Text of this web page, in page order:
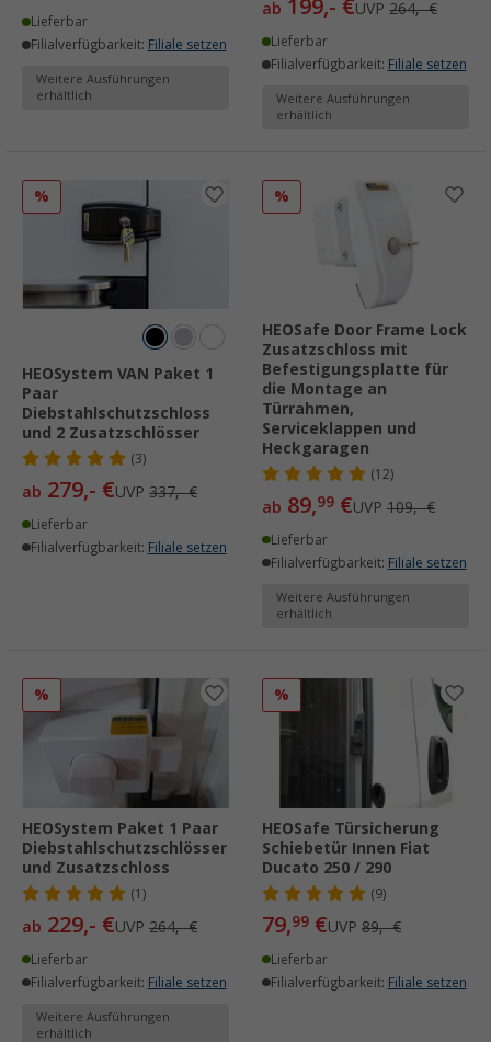
Lieferbar
Filialverfügbarkeit: Filiale setzen
Weitere Ausführungen
erhältlich
ab 199,- €UVP 264,- €
Lieferbar
Filialverfügbarkeit: Filiale setzen
Weitere Ausführungen
erhältlich
%
HEOSystem VAN Paket 1
Paar
Diebstahlschutzschloss
und 2 Zusatzschlösser
(3)
ab 279,- €UVP 337,- €
Lieferbar
Filialverfügbarkeit: Filiale setzen
%
HEOSafe Door Frame Lock
Zusatzschloss mit
Befestigungsplatte für
die Montage an
Türrahmen,
Serviceklappen und
Heckgaragen
(12)
ab 89,99 €UVP 109,- €
Lieferbar
Filialverfügbarkeit: Filiale setzen
Weitere Ausführungen
erhältlich
%
HEOSystem Paket 1 Paar
Diebstahlschutzschlösser
und Zusatzschloss
(1)
ab 229,- €UVP 264,- €
Lieferbar
Filialverfügbarkeit: Filiale setzen
Weitere Ausführungen
erhältlich
%
HEOSafe Türsicherung
Schiebetür Innen Fiat
Ducato 250 / 290
(9)
79,99 €UVP 89,- €
Lieferbar
Filialverfügbarkeit: Filiale setzen